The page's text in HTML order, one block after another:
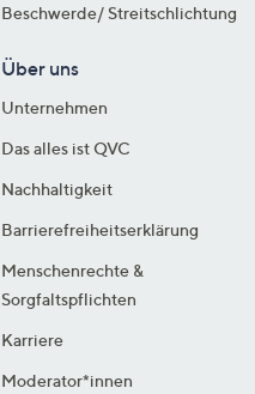
Beschwerde/ Streitschlichtung
Über uns
Unternehmen
Das alles ist QVC
Nachhaltigkeit
Barrierefreiheitserklärung
Menschenrechte &
Sorgfaltspflichten
Karriere
Moderator*innen